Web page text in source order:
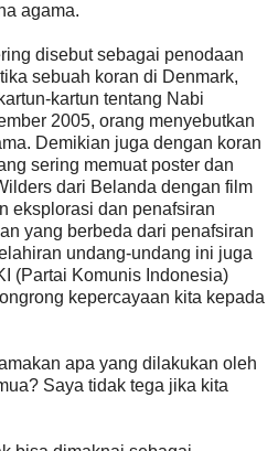
agama.
disebut sebagai penodaan
sebuah koran di Denmark,
kartun tentang Nabi
2005, orang menyebutkan
Demikian juga dengan koran
sering memuat poster dan
dari Belanda dengan film
eksplorasi dan penafsiran
yang berbeda dari penafsiran
undang-undang ini juga
(Partai Komunis Indonesia)
kepercayaan kita kepada
apa yang dilakukan oleh
Saya tidak tega jika kita